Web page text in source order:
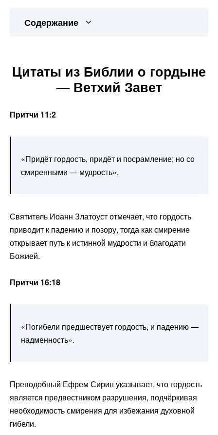
Содержание
Цитаты из Библии о гордыне
— Ветхий Завет
Притчи 11:2
«Придёт гордость, придёт и посрамление; но со
смиренными — мудрость».
Святитель Иоанн Златоуст отмечает, что гордость
приводит к падению и позору, тогда как смирение
открывает путь к истинной мудрости и благодати
Божией.
Притчи 16:18
«Погибели предшествует гордость, и падению —
надменность».
Преподобный Ефрем Сирин указывает, что гордость
является предвестником разрушения, подчёркивая
необходимость смирения для избежания духовной
гибели.